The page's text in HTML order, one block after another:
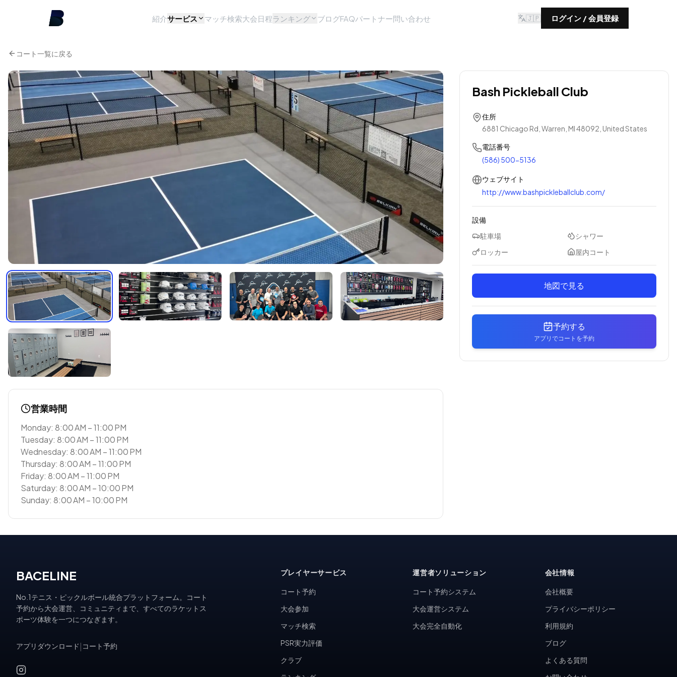
紹介サービス マッチ検索大会日程ランキング ブログFAQパートナー問い合わせ 🇯🇵 ログイン / 会員登録
コート一覧に戻る
営業時間
Monday: 8:00 AM – 11:00 PM
Tuesday: 8:00 AM – 11:00 PM
Wednesday: 8:00 AM – 11:00 PM
Thursday: 8:00 AM – 11:00 PM
Friday: 8:00 AM – 11:00 PM
Saturday: 8:00 AM – 10:00 PM
Sunday: 8:00 AM – 10:00 PM
Bash Pickleball Club
住所
6881 Chicago Rd, Warren, MI 48092, United States
電話番号
(586) 500-5136
ウェブサイト
http://www.bashpickleballclub.com/
設備
駐車場
シャワー
ロッカー
屋内コート
地図で見る
予約する
アプリでコートを予約
BACELINE
No.1テニス・ピックルボール統合プラットフォーム。コート
予約から大会運営、コミュニティまで、すべてのラケットス
ポーツ体験を一つにつなぎます。
アプリダウンロード コート予約
プレイヤーサービス
コート予約
大会参加
マッチ検索
PSR実力評価
クラブ
運営者ソリューション
コート予約システム
大会運営システム
大会完全自動化
会社情報
会社概要
プライバシーポリシー
利用規約
ブログ
よくある質問